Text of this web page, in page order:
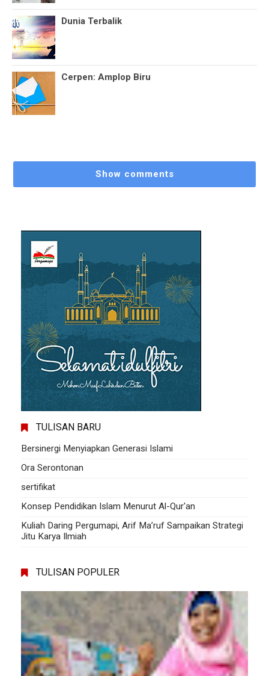
Dunia Terbalik
Cerpen: Amplop Biru
Show comments
TULISAN BARU
Bersinergi Menyiapkan Generasi Islami
Ora Serontonan
sertifikat
Konsep Pendidikan Islam Menurut Al-Qur'an
Kuliah Daring Pergumapi, Arif Ma’ruf Sampaikan Strategi
Jitu Karya Ilmiah
TULISAN POPULER